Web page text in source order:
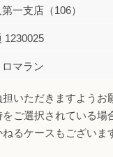
一支店（106）
1230025
ロマラン
いただきますようお
ご選択されている場
るケースもございま